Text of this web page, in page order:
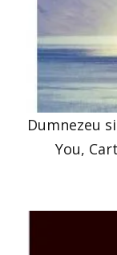
Dumnezeu
You,